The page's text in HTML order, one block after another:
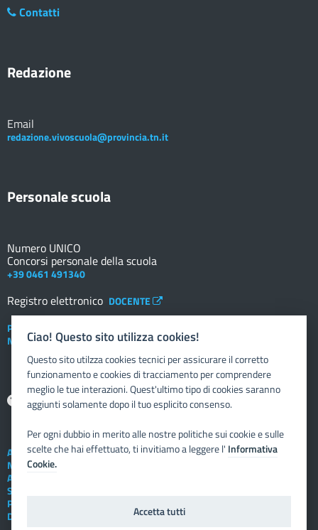
Contatti
Redazione
Email
redazione.vivoscuola@provincia.tn.it
Personale scuola
Numero UNICO
Concorsi personale della scuola
+39 0461 491340
Registro elettronico DOCENTE
Posta elettronica istituzionale
Nuovo sportello dipendente
Aiuto
Assistenza tecnica
Note legali
Albo telematico
Social Media Policy
Privacy
Dichiarazione di accessibilità
Ciao! Questo sito utilizza cookies!
Questo sito utilzza cookies tecnici per assicurare il corretto
funzionamento e cookies di tracciamento per comprendere
meglio le tue interazioni. Quest'ultimo tipo di cookies saranno
aggiunti solamente dopo il tuo esplicito consenso.
Per ogni dubbio in merito alle nostre politiche sui cookie e sulle
scelte che hai effettuato, ti invitiamo a leggere l' Informativa
Cookie.
Accetta tutti